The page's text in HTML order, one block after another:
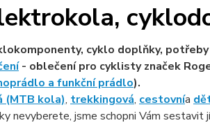
cyklo doplňky,
- oblečení pro cyklisty značek
a funkční prádlo).
(MTB kola), trekkingová, cestovnía
nevyberete, jsme schopni Vám